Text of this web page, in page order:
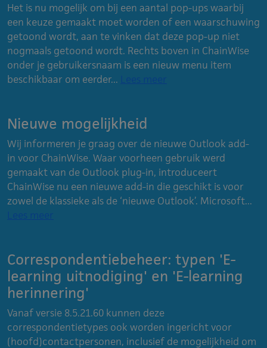
Het is nu mogelijk om bij een aantal pop-ups waarbij
een keuze gemaakt moet worden of een waarschuwing
getoond wordt, aan te vinken dat deze pop-up niet
nogmaals getoond wordt. Rechts boven in ChainWise
onder je gebruikersnaam is een nieuw menu item
beschikbaar om eerder... Lees meer
Nieuwe mogelijkheid
Wij informeren je graag over de nieuwe Outlook add-
in voor ChainWise. Waar voorheen gebruik werd
gemaakt van de Outlook plug-in, introduceert
ChainWise nu een nieuwe add-in die geschikt is voor
zowel de klassieke als de ‘nieuwe Outlook’. Microsoft...
Lees meer
Correspondentiebeheer: typen 'E-
learning uitnodiging' en 'E-learning
herinnering'
Vanaf versie 8.5.21.60 kunnen deze
correspondentietypes ook worden ingericht voor
(hoofd)contactpersonen, inclusief de mogelijkheid om